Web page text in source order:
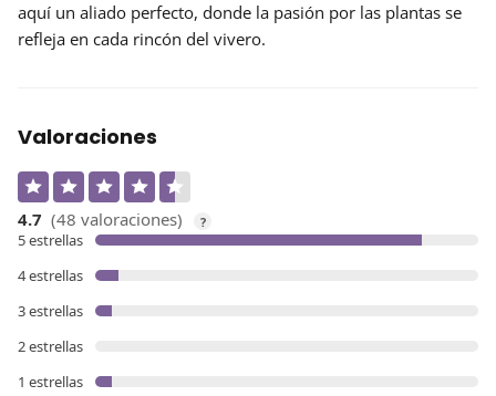
aquí un aliado perfecto, donde la pasión por las plantas se
refleja en cada rincón del vivero.
Valoraciones
4.7 (48 valoraciones) ?
5 estrellas
4 estrellas
3 estrellas
2 estrellas
1 estrellas